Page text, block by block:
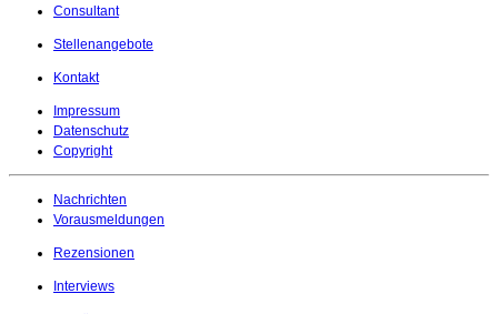
Consultant
Stellenangebote
Kontakt
Impressum
Datenschutz
Copyright
Nachrichten
Vorausmeldungen
Rezensionen
Interviews